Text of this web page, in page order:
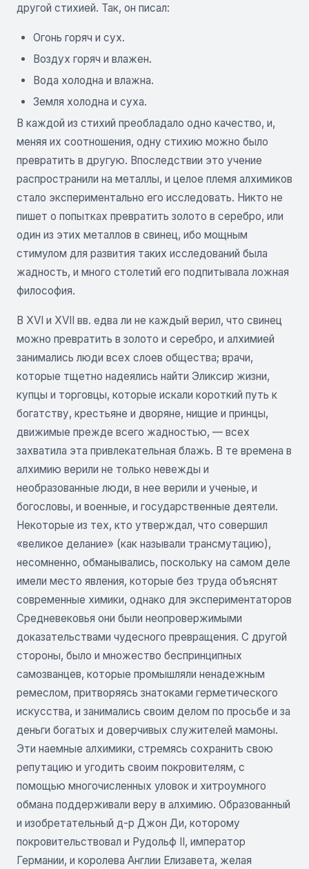
другой стихией. Так, он писал:
Огонь горяч и сух.
Воздух горяч и влажен.
Вода холодна и влажна.
Земля холодна и суха.
В каждой из стихий преобладало одно качество, и,
меняя их соотношения, одну стихию можно было
превратить в другую. Впоследствии это учение
распространили на металлы, и целое племя алхимиков
стало экспериментально его исследовать. Никто не
пишет о попытках превратить золото в серебро, или
один из этих металлов в свинец, ибо мощным
стимулом для развития таких исследований была
жадность, и много столетий его подпитывала ложная
философия.
В XVI и XVII вв. едва ли не каждый верил, что свинец
можно превратить в золото и серебро, и алхимией
занимались люди всех слоев общества; врачи,
которые тщетно надеялись найти Эликсир жизни,
купцы и торговцы, которые искали короткий путь к
богатству, крестьяне и дворяне, нищие и принцы,
движимые прежде всего жадностью, — всех
захватила эта привлекательная блажь. В те времена в
алхимию верили не только невежды и
необразованные люди, в нее верили и ученые, и
богословы, и военные, и государственные деятели.
Некоторые из тех, кто утверждал, что совершил
«великое делание» (как называли трансмутацию),
несомненно, обманывались, поскольку на самом деле
имели место явления, которые без труда объяснят
современные химики, однако для экспериментаторов
Средневековья они были неопровержимыми
доказательствами чудесного превращения. С другой
стороны, было и множество беспринципных
самозванцев, которые промышляли ненадежным
ремеслом, притворяясь знатоками герметического
искусства, и занимались своим делом по просьбе и за
деньги богатых и доверчивых служителей мамоны.
Эти наемные алхимики, стремясь сохранить свою
репутацию и угодить своим покровителям, с
помощью многочисленных уловок и хитроумного
обмана поддерживали веру в алхимию. Образованный
и изобретательный д-р Джон Ди, которому
покровительствовал и Рудольф II, император
Германии, и королева Англии Елизавета, желая